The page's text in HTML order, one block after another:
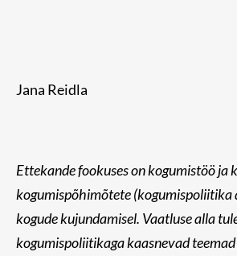
Jana Reidla
Ettekande fookuses on kogumistöö ja
kogumispõhimõtete (kogumispoliitika
kogude kujundamisel. Vaatluse alla
kogumispoliitikaga kaasnevad